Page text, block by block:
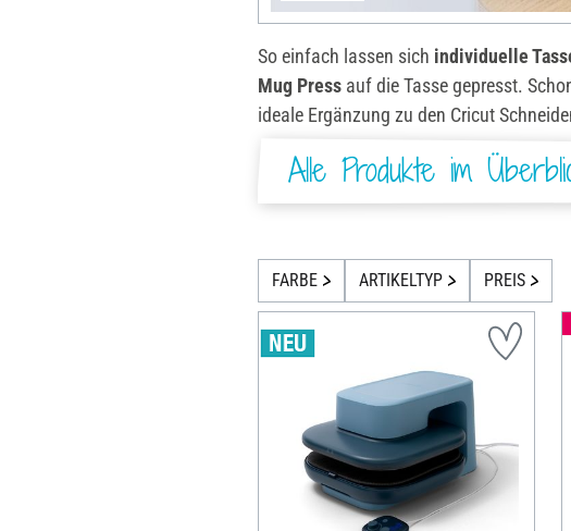
So einfach lassen sich individuelle
Mug Pressauf die Tasse gepresst.
ideale Ergänzung zu den Cricut
Alle Produkte im
FARBE ARTIKELTYP PREIS